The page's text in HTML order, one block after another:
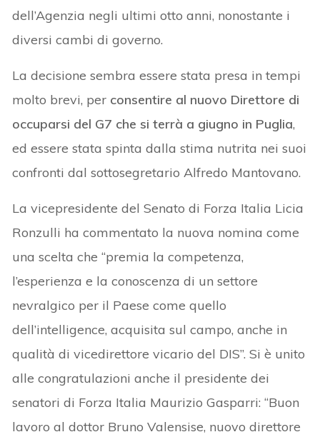
dell’Agenzia negli ultimi otto anni, nonostante i
diversi cambi di governo.
La decisione sembra essere stata presa in tempi
molto brevi, per consentire al nuovo Direttore di
occuparsi del G7 che si terrà a giugno in Puglia,
ed essere stata spinta dalla stima nutrita nei suoi
confronti dal sottosegretario Alfredo Mantovano.
La vicepresidente del Senato di Forza Italia Licia
Ronzulli ha commentato la nuova nomina come
una scelta che “premia la competenza,
l’esperienza e la conoscenza di un settore
nevralgico per il Paese come quello
dell’intelligence, acquisita sul campo, anche in
qualità di vicedirettore vicario del DIS”. Si è unito
alle congratulazioni anche il presidente dei
senatori di Forza Italia Maurizio Gasparri: “Buon
lavoro al dottor Bruno Valensise, nuovo direttore